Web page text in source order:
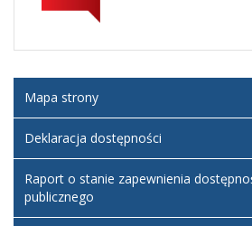
Dodane
Osuch
31.12.2022
został
zmieniony.
wtorek,
16 maj
2023
Mapa strony
Deklaracja dostępności
Raport o stanie zapewnienia
publicznego